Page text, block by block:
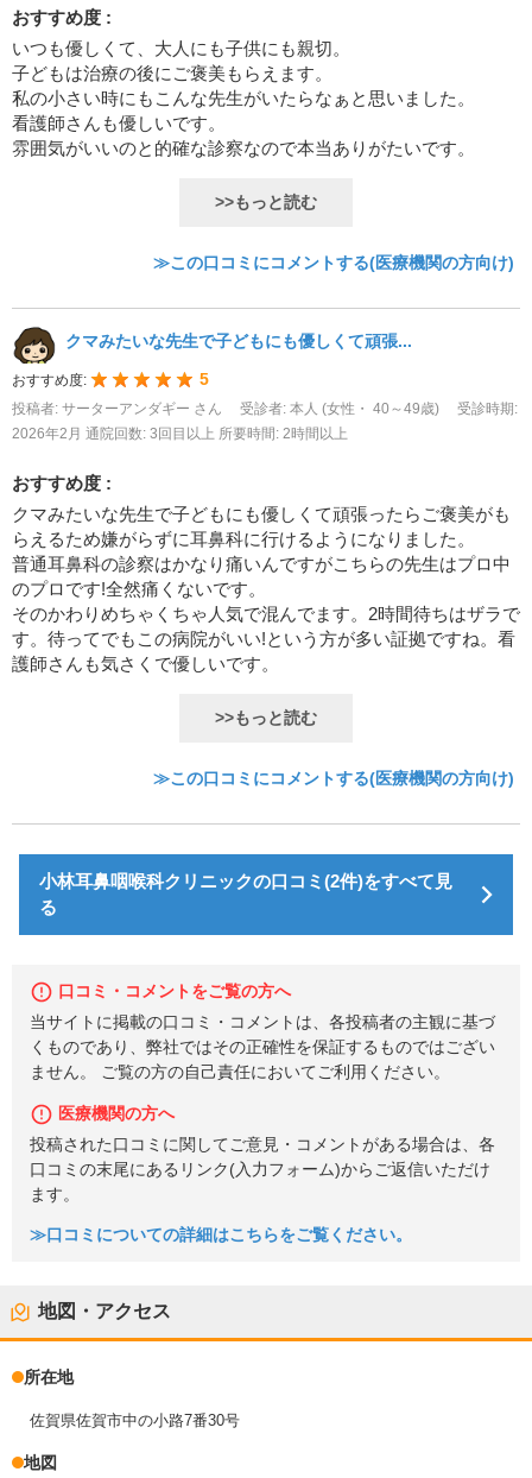
おすすめ度 :
いつも優しくて、大人にも子供にも親切。
子どもは治療の後にご褒美もらえます。
私の小さい時にもこんな先生がいたらなぁと思いました。
看護師さんも優しいです。
雰囲気がいいのと的確な診察なので本当ありがたいです。
>>もっと読む
≫この口コミにコメントする(医療機関の方向け)
クマみたいな先生で子どもにも優しくて頑張...
おすすめ度: 5
投稿者: サーターアンダギー さん 受診者: 本人 (女性・ 40～49歳)
受診時期:
2026年2月 通院回数: 3回目以上 所要時間: 2時間以上
おすすめ度 :
クマみたいな先生で子どもにも優しくて頑張ったらご褒美がも
らえるため嫌がらずに耳鼻科に行けるようになりました。
普通耳鼻科の診察はかなり痛いんですがこちらの先生はプロ中
のプロです!全然痛くないです。
そのかわりめちゃくちゃ人気で混んでます。2時間待ちはザラで
す。待ってでもこの病院がいい!という方が多い証拠ですね。看
護師さんも気さくで優しいです。
>>もっと読む
≫この口コミにコメントする(医療機関の方向け)
小林耳鼻咽喉科クリニックの口コミ(2件)をすべて見
る
口コミ・コメントをご覧の方へ
当サイトに掲載の口コミ・コメントは、各投稿者の主観に基づ
くものであり、弊社ではその正確性を保証するものではござい
ません。 ご覧の方の自己責任においてご利用ください。
医療機関の方へ
投稿された口コミに関してご意見・コメントがある場合は、各
口コミの末尾にあるリンク(入力フォーム)からご返信いただけ
ます。
≫口コミについての詳細はこちらをご覧ください。
地図・アクセス
所在地
佐賀県佐賀市中の小路7番30号
地図